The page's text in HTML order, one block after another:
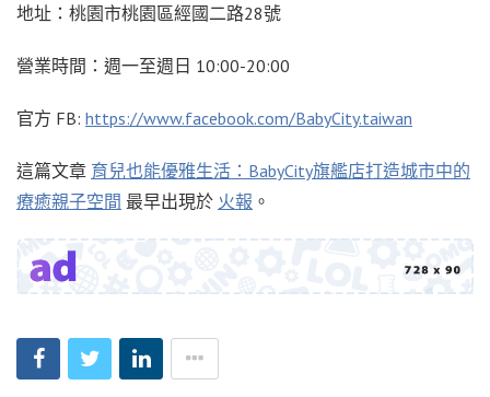
地址：桃園市桃園區經國二路28號
營業時間：週一至週日 10:00-20:00
官方 FB: https://www.facebook.com/BabyCity.taiwan
這篇文章 育兒也能優雅生活：BabyCity旗艦店打造城市中的
療癒親子空間 最早出現於 火報 。